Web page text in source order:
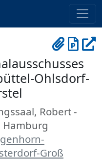
Ohlsdorf-
Robert -
Hamburg
Groß